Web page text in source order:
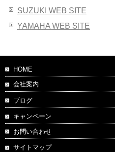
SUZUKI WEB SITE
YAMAHA WEB SITE
HOME
会社案内
ブログ
キャンペーン
お問い合わせ
サイトマップ